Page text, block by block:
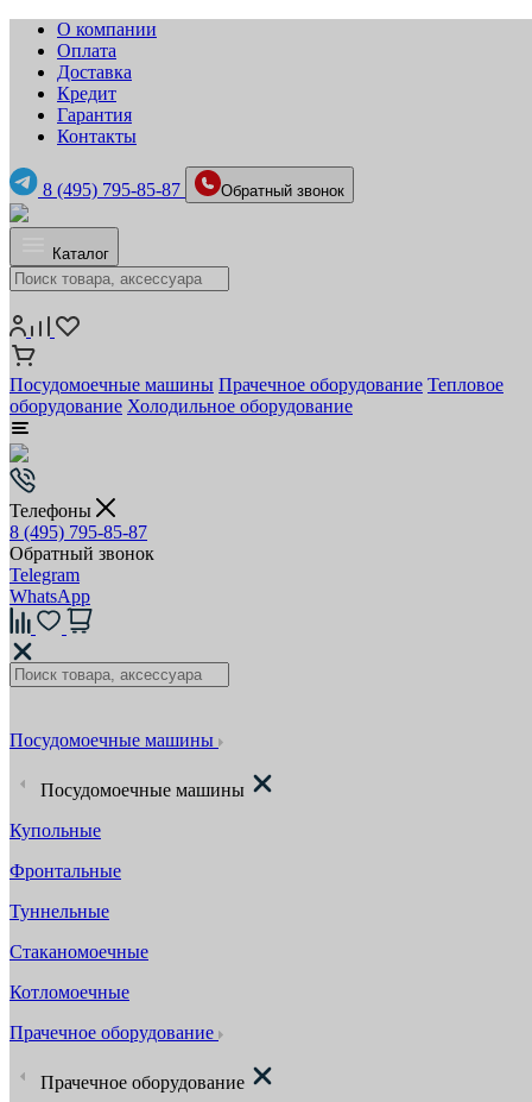
О компании
Оплата
Доставка
Кредит
Гарантия
Контакты
8 (495) 795-85-87 Обратный звонок
Каталог
Посудомоечные машины Прачечное оборудование Тепловое
оборудование Холодильное оборудование
Телефоны
8 (495) 795-85-87
Обратный звонок
Telegram
WhatsApp
Посудомоечные машины
Посудомоечные машины
Купольные
Фронтальные
Туннельные
Стаканомоечные
Котломоечные
Прачечное оборудование
Прачечное оборудование